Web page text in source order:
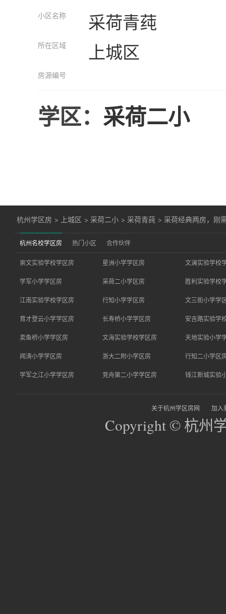
小区名称 采荷青莼
所在区域 上城区
房源编号
学区： 采荷二小
杭州学区房 > 上城区 > 采荷二小 > 采荷青莼 > 采荷经典两房，刚
杭州名校学区房 热门小区 合作伙伴
崇文实验学校学区房 星洲小学学区房 文澜实验学校
学军小学学区房 采荷二小学区房 胜利实验学校
江南实验学校学区房 行知小学学区房 文三街小学学
育才登云小学学区房 长寿桥小学学区房 安吉路实验学
卖鱼桥小学学区房 文海实验学校学区房 天地实验小学
闻涛小学学区房 浙大二附小学区房 行知二小学区
学军之江小学学区房 竞舟第二小学学区房 钱江新城实验
关于杭州学区房网 加入
Copyright © 杭州